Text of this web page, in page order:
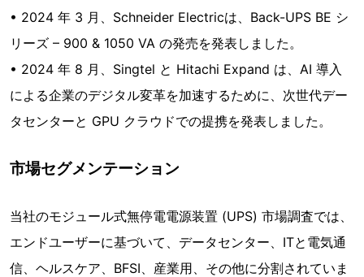
• 2024 年 3 月、Schneider Electricは、Back-UPS BE シ
リーズ – 900 & 1050 VA の発売を発表しました。
• 2024 年 8 月、Singtel と Hitachi Expand は、AI 導入
による企業のデジタル変革を加速するために、次世代デー
タセンターと GPU クラウドでの提携を発表しました。
市場セグメンテーション
当社のモジュール式無停電電源装置 (UPS) 市場調査では、
エンドユーザーに基づいて、データセンター、ITと電気通
信、ヘルスケア、BFSI、産業用、その他に分割されていま